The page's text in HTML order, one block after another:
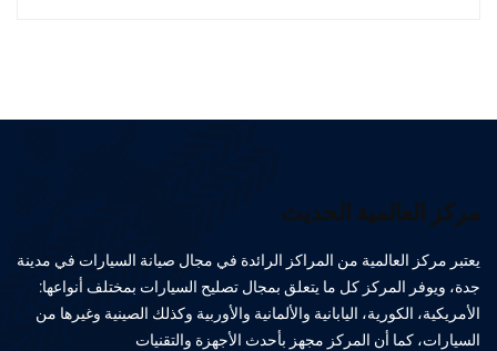
مركز العالمية الحديث
يعتبر مركز العالمية من المراكز الرائدة في مجال صيانة السيارات في مدينة
جدة، ويوفر المركز كل ما يتعلق بمجال تصليح السيارات بمختلف أنواعها:
الأمريكية، الكورية، اليابانية والألمانية والأوربية وكذلك الصينية وغيرها من
السيارات، كما أن المركز مجهز بأحدث الأجهزة والتقنيات